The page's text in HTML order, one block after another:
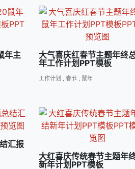
年主
大气喜庆红春节主题年终
年工作计划PPT模板
工作计划 ,春节 鼠年
汇报
大红喜庆传统春节主题年
新年计划PPT模板